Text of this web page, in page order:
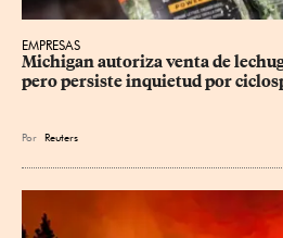
EMPRESAS
Michigan autoriza venta de
pero persiste inquietud por
Por Reuters